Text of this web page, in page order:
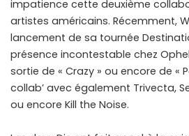
impatience cette deuxième
artistes américains. Récemment,
lancement de sa tournée
présence incontestable chez
sortie de « Crazy » ou encore de «
collab’ avec également Trivecta,
ou encore Kill the Noise.